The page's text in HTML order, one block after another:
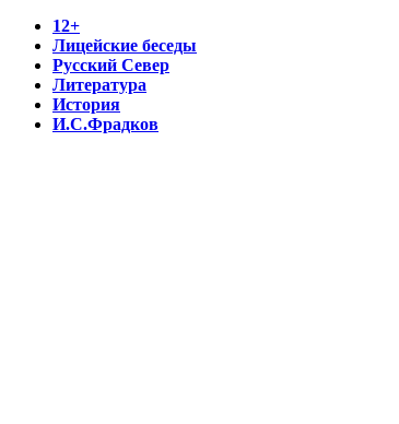
12+
Лицейские беседы
Русский Север
Литература
История
И.С.Фрадков